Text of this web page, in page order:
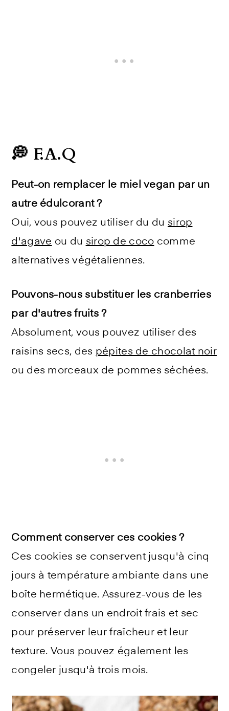
💭 F.A.Q
Peut-on remplacer le miel vegan par un
autre édulcorant ?
Oui, vous pouvez utiliser du du sirop
d'agave ou du sirop de coco comme
alternatives végétaliennes.
Pouvons-nous substituer les cranberries
par d'autres fruits ?
Absolument, vous pouvez utiliser des
raisins secs, des pépites de chocolat noir
ou des morceaux de pommes séchées.
Comment conserver ces cookies ?
Ces cookies se conservent jusqu'à cinq
jours à température ambiante dans une
boîte hermétique. Assurez-vous de les
conserver dans un endroit frais et sec
pour préserver leur fraîcheur et leur
texture. Vous pouvez également les
congeler jusqu'à trois mois.